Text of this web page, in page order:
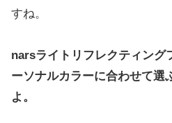
すね。
narsライトリフレクティング
ーソナルカラーに合わせて選
よ。